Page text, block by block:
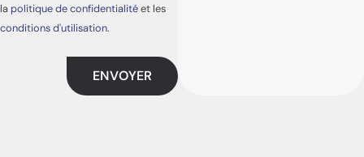
la politique de confidentialitéet les
conditions d'utilisation.